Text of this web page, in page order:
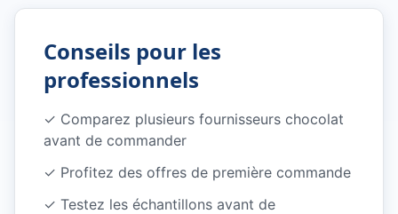
Conseils pour les
professionnels
✓ Comparez plusieurs fournisseurs chocolat
avant de commander
✓ Profitez des offres de première commande
✓ Testez les échantillons avant de